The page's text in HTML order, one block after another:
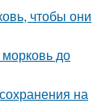
чтобы они
до
на